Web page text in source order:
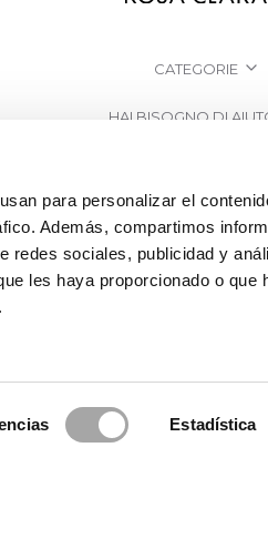
para personalizar el
Además, compartimos
redes sociales, publicidad y
les haya proporcionado o que
Estadística
CATEGORIE
HAI BISOGNO DI
AZIENDA
1995 · Informazioni legali